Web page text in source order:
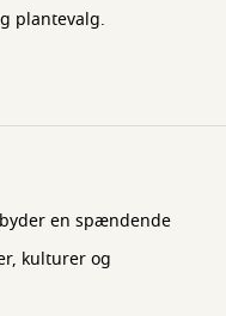
plantevalg.
en spændende
kulturer og